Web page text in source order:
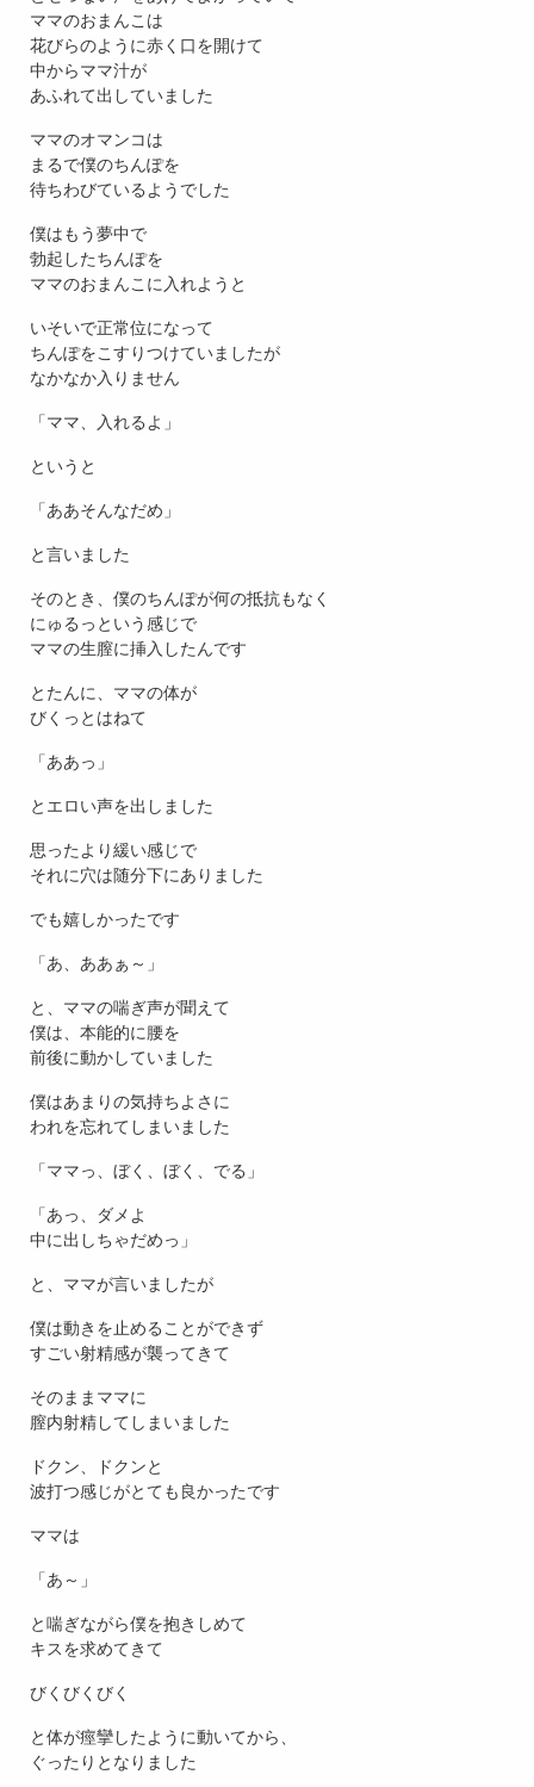
ママのおまんこは
花びらのように赤く口を開けて
中からママ汁が
あふれて出していました
ママのオマンコは
まるで僕のちんぽを
待ちわびているようでした
僕はもう夢中で
勃起したちんぽを
ママのおまんこに入れようと
いそいで正常位になって
ちんぽをこすりつけていましたが
なかなか入りません
「ママ、入れるよ」
というと
「ああそんなだめ」
と言いました
そのとき、僕のちんぽが何の抵抗もなく
にゅるっという感じで
ママの生膣に挿入したんです
とたんに、ママの体が
びくっとはねて
「ああっ」
とエロい声を出しました
思ったより緩い感じで
それに穴は随分下にありました
でも嬉しかったです
「あ、ああぁ～」
と、ママの喘ぎ声が聞えて
僕は、本能的に腰を
前後に動かしていました
僕はあまりの気持ちよさに
われを忘れてしまいました
「ママっ、ぼく、ぼく、でる」
「あっ、ダメよ
中に出しちゃだめっ」
と、ママが言いましたが
僕は動きを止めることができず
すごい射精感が襲ってきて
そのままママに
膣内射精してしまいました
ドクン、ドクンと
波打つ感じがとても良かったです
ママは
「あ～」
と喘ぎながら僕を抱きしめて
キスを求めてきて
びくびくびく
と体が痙攣したように動いてから、
ぐったりとなりました